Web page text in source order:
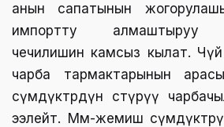
анын сапатынын
импортту алмаштыруу
чечилишин камсыз кылат.
чарба тармактарынын
өсүмдүктөрдүн өстүрүү
ээлейт. Мөмө-жемиш